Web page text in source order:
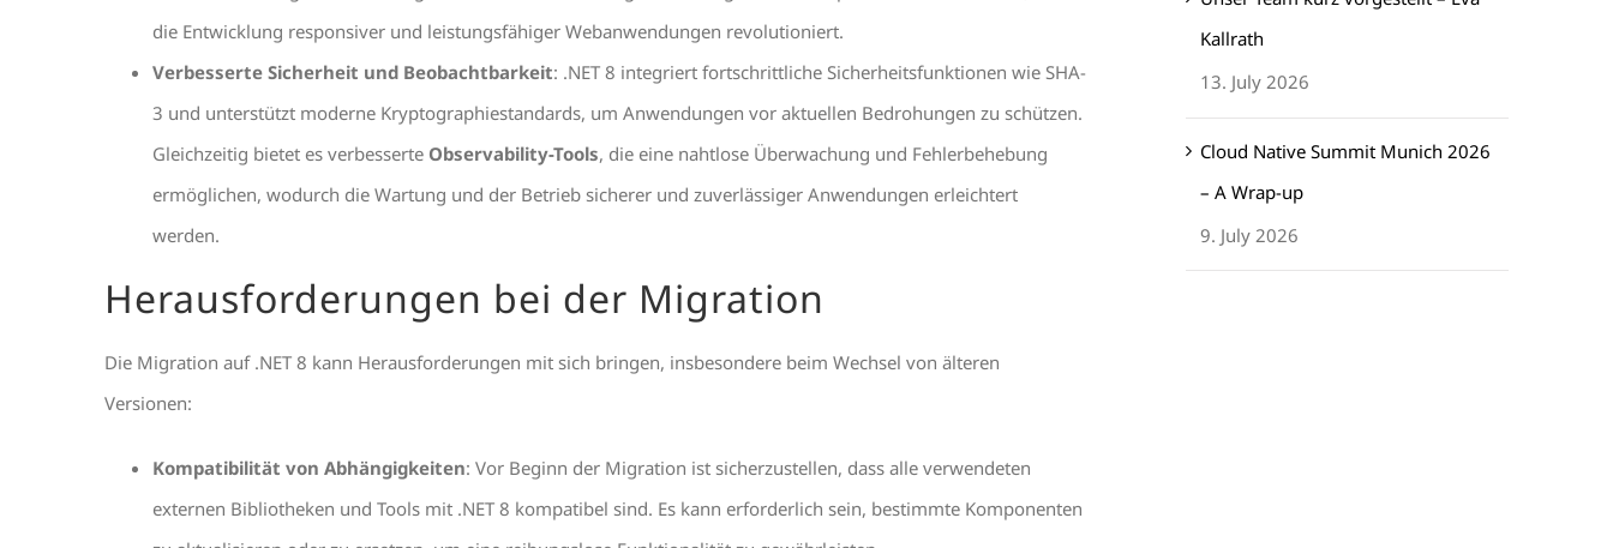
die Entwicklung responsiver und leistungsfähiger Webanwendungen revolutioniert.
Verbesserte Sicherheit und Beobachtbarkeit: .NET 8 integriert fortschrittliche Sicherheitsfunktionen wie SHA-
3 und unterstützt moderne Kryptographiestandards, um Anwendungen vor aktuellen Bedrohungen zu schützen.
Gleichzeitig bietet es verbesserte Observability-Tools, die eine nahtlose Überwachung und Fehlerbehebung
ermöglichen, wodurch die Wartung und der Betrieb sicherer und zuverlässiger Anwendungen erleichtert
werden.
Herausforderungen bei der Migration
Die Migration auf .NET 8 kann Herausforderungen mit sich bringen, insbesondere beim Wechsel von älteren
Versionen:
Kompatibilität von Abhängigkeiten: Vor Beginn der Migration ist sicherzustellen, dass alle verwendeten
externen Bibliotheken und Tools mit .NET 8 kompatibel sind. Es kann erforderlich sein, bestimmte Komponenten
Kallrath
13. July 2026
Cloud Native Summit Munich 2026
– A Wrap-up
9. July 2026